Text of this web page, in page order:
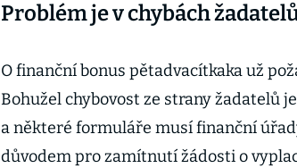
Problém je v chybách
O finanční bonus pětadvacítkaka už
Bohužel chybovost ze strany žadatelů
a některé formuláře musí finanční
důvodem pro zamítnutí žádosti o